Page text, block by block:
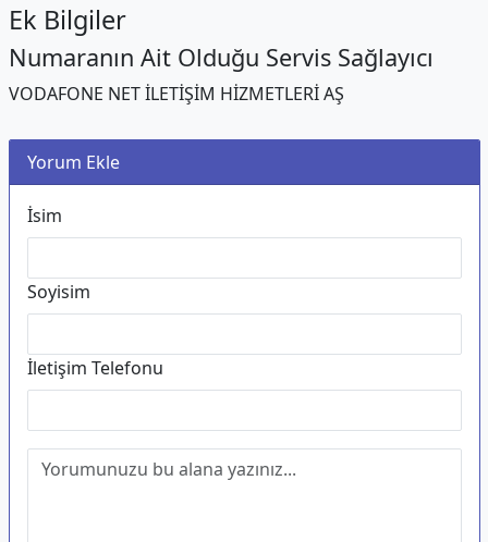
Ek Bilgiler
Numaranın Ait Olduğu Servis Sağlayıcı
VODAFONE NET İLETİŞİM HİZMETLERİ AŞ
Yorum Ekle
İsim
Soyisim
İletişim Telefonu